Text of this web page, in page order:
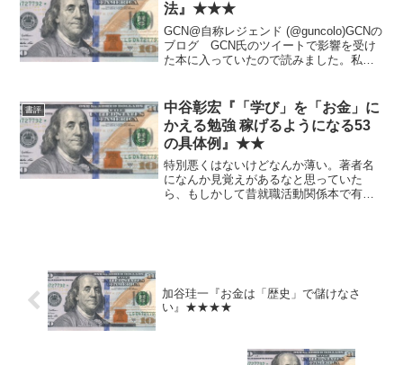
法』★★★
GCN@自称レジェンド (@guncolo)GCNの
ブログ GCN氏のツイートで影響を受け
た本に入っていたので読みました。私の
もそもテクニカルの本をあまり読んでい
ません...
書評
中谷彰宏『「学び」を「お金」に
かえる勉強 稼げるようになる53
の具体例』★★
特別悪くはないけどなんか薄い。著者名
になんか見覚えがあるなと思っていた
ら、もしかして昔就職活動関係本で有名
加谷珪一『お金は「歴史」で儲けなさ
い』★★★★